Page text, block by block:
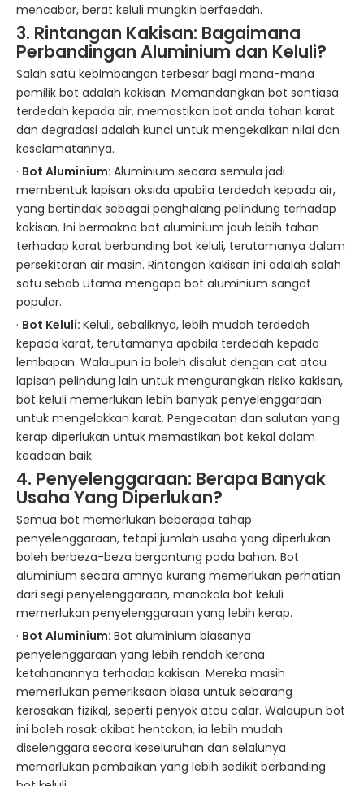
mencabar, berat keluli mungkin berfaedah.
3. Rintangan Kakisan: Bagaimana
Perbandingan Aluminiumdan Keluli?
Salah satu kebimbangan terbesar bagi mana-mana
pemilik bot adalah kakisan. Memandangkan bot sentiasa
terdedah kepada air, memastikan bot anda tahan karat
dan degradasi adalah kunci untuk mengekalkan nilai dan
keselamatannya.
· Bot Aluminium: Aluminium secara semula jadi
membentuk lapisan oksida apabila terdedah kepada air,
yang bertindak sebagai penghalang pelindung terhadap
kakisan. Ini bermakna bot aluminium jauh lebih tahan
terhadap karat berbanding bot keluli, terutamanya dalam
persekitaran air masin. Rintangan kakisan ini adalah salah
satu sebab utama mengapa bot aluminium sangat
popular.
· Bot Keluli: Keluli, sebaliknya, lebih mudah terdedah
kepada karat, terutamanya apabila terdedah kepada
lembapan. Walaupun ia boleh disalut dengan cat atau
lapisan pelindung lain untuk mengurangkan risiko kakisan,
bot keluli memerlukan lebih banyak penyelenggaraan
untuk mengelakkan karat. Pengecatan dan salutan yang
kerap diperlukan untuk memastikan bot kekal dalam
keadaan baik.
4. Penyelenggaraan: Berapa Banyak
UsahaYangDiperlukan?
Semua bot memerlukan beberapa tahap
penyelenggaraan, tetapi jumlah usaha yang diperlukan
boleh berbeza-beza bergantung pada bahan. Bot
aluminium secara amnya kurang memerlukan perhatian
dari segi penyelenggaraan, manakala bot keluli
memerlukan penyelenggaraan yang lebih kerap.
· Bot Aluminium: Bot aluminium biasanya
penyelenggaraan yang lebih rendah kerana
ketahanannya terhadap kakisan. Mereka masih
memerlukan pemeriksaan biasa untuk sebarang
kerosakan fizikal, seperti penyok atau calar. Walaupun bot
ini boleh rosak akibat hentakan, ia lebih mudah
diselenggara secara keseluruhan dan selalunya
memerlukan pembaikan yang lebih sedikit berbanding